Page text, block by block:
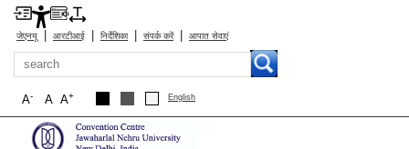
जेएनयू | आरटीआई | निर्देशिका | संपर्क करें | आपात सेवाएं
खोज
A+
A
A- English